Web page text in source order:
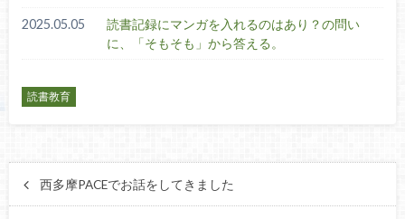
2025.05.05
読書記録にマンガを入れるのはあり？の問い
に、「そもそも」から答える。
読書教育
西多摩PACEでお話をしてきました